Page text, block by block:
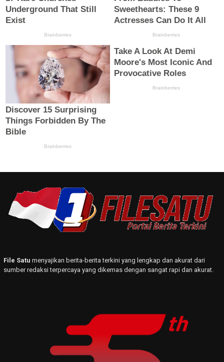
File Satu menyajikan berita-berita terkini yang lengkap dan akurat dari
sumber redaksi terpercaya yang dikemas dengan sangat rapi dan akurat.